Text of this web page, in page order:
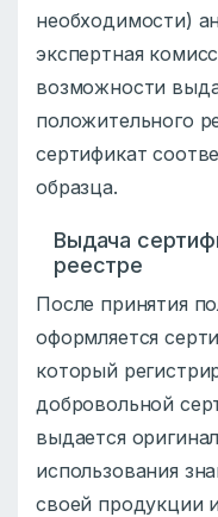
необходимости)
экспертная
возможности
положительного
сертификат
образца.
Выдача
реестре
После принятия
оформляется
который
добровольной
выдается
использования
своей продукции